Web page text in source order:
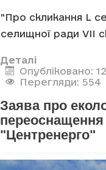
"Про скликання L
селищної ради VII
Деталі
Опубліковано:
Перегляди: 554
Заява про
переоснащення
"Центренерго"